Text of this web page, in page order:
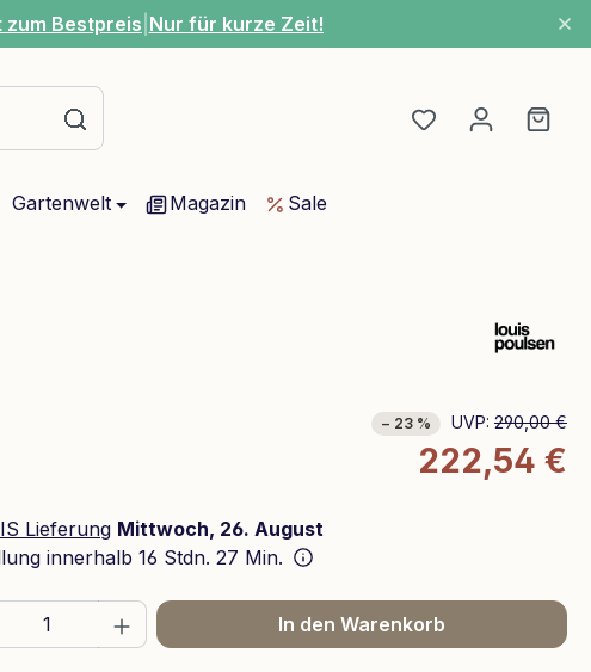
zum Bestpreis Nur für kurze Zeit!
Du hast 0
Gartenwelt Magazin Sale
− 23 % UVP: 290,00 €
222,54 €
Lieferung Mittwoch, 26. August
innerhalb 16 Stdn. 27 Min.
Anzahl: Gib den gewünschten Wert
In den Warenkorb